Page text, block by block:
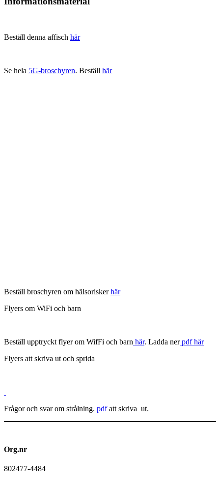
Beställ denna affisch här
Se hela 5G-broschyren. Beställ här
Beställ broschyren om hälsoriskerhär
Flyers om WiFi och barn
Beställ upptryckt flyer om WifFi och barn här. Ladda nerpdf här
Flyers att skriva ut och sprida
Frågor och svar om strålning. pdfatt skriva ut.
Org.nr
802477-4484